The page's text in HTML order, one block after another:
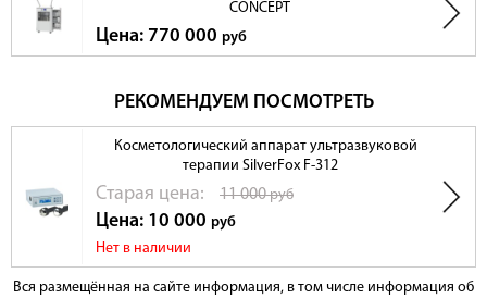
CONCEPT
Цена: 770 000 руб
РЕКОМЕНДУЕМ ПОСМОТРЕТЬ
Косметологический аппарат ультразвуковой
терапии SilverFox F-312
Cтарая цена: 11 000руб
Цена: 10 000 руб
Нет в наличии
Вся размещённая на сайте информация, в том числе информация об